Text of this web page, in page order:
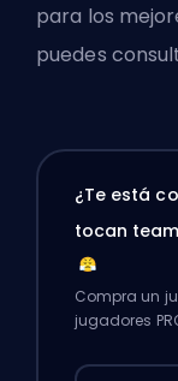
para los
puedes
¿Te está
tocan
Compra un
jugadores